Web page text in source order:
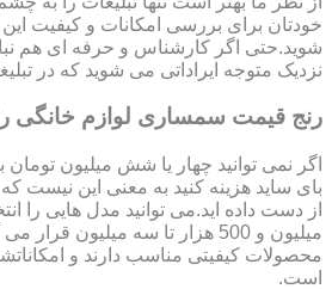
خودتان برای بررسی امکانات و کیفیت
شوید.حتی اگر کارشناس و حرفه ای هم
نزدیک متوجه ایراداتی می شوید که در
رنج قیمت سمساری لوازم خانگی
اگر نمی توانید چهار یا شش میلیون
بای ساید هزینه کنید به معنی این نیست که
از دست داده اید.می توانید مدل هایی را
میلیون و 500 هزار تا سه میلیون
محصولات کیفیتی مناسب دارند و
است.